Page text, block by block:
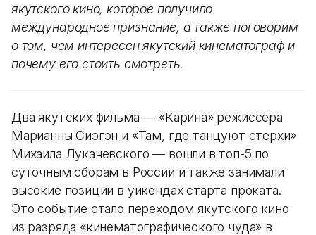
якутского кино, которое получило
международное признание, а также поговорим
о том, чем интересен якутский кинематограф и
почему его стоить смотреть.
Два якутских фильма — «Карина» режиссера
Марианны Сиэгэн и «Там, где танцуют стерхи»
Михаила Лукачевского — вошли в топ-5 по
суточным сборам в России и также занимали
высокие позиции в уикендах старта проката.
Это событие стало переходом якутского кино
из разряда «кинематографического чуда» в